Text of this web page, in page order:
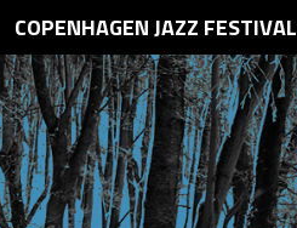
COPENHAGEN JAZZ FESTIVAL